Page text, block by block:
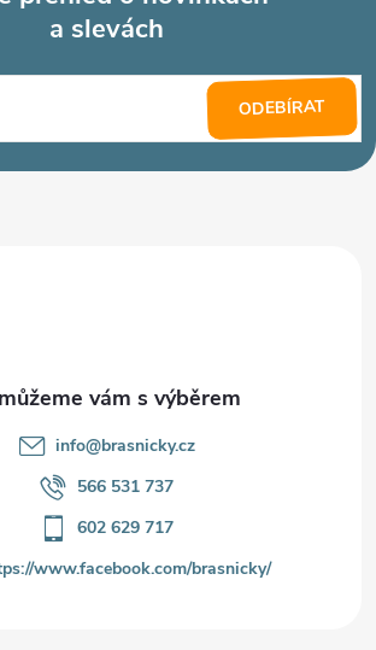
a slevách
ODEBÍRAT
info@brasnicky.cz
566 531 737
602 629 717
www.facebook.com/brasnicky/